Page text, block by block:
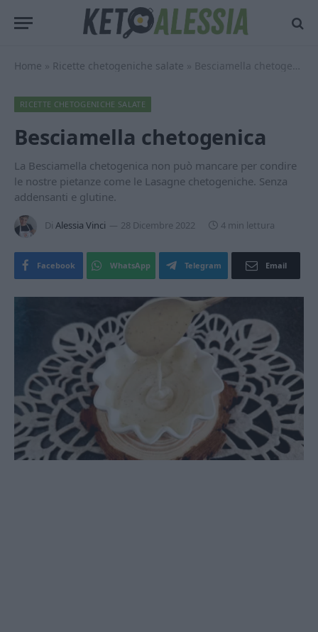
Home » Ricette chetogeniche salate » Besciamella chetogenica
RICETTE CHETOGENICHE SALATE
Besciamella chetogenica
La Besciamella chetogenica non può mancare per condire
le nostre pietanze come le Lasagne chetogeniche. Senza
addensanti e glutine.
Di Alessia Vinci 28 Dicembre 2022 4 min lettura
Facebook WhatsApp Telegram Email